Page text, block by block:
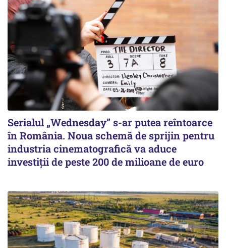
Serialul „Wednesday” s-ar putea reîntoarce
în România. Noua schemă de sprijin pentru
industria cinematografică va aduce
investiții de peste 200 de milioane de euro